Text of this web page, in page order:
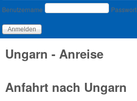
Benutzeranmeldung
Benutzername Passwort
Ungarn - Anreise
Anfahrt nach Ungarn